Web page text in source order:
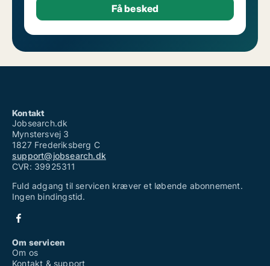
Kontakt
Jobsearch.dk
Mynstersvej 3
1827 Frederiksberg C
support@jobsearch.dk
CVR: 39925311
Fuld adgang til servicen kræver et løbende abonnement.
Ingen bindingstid.
Om servicen
Om os
Kontakt & support